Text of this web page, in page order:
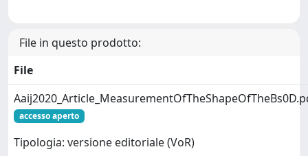
File in questo prodotto:
File
accesso aperto
Tipologia: versione editoriale (VoR)